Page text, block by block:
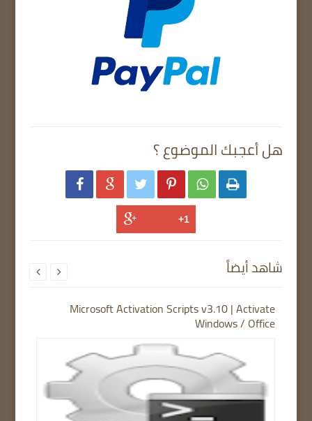
هل أعجبك الموضوع ؟
     
شاهد أيضاً
Microsoft Activation Scripts v3.10 | Activate
Windows / Office
 